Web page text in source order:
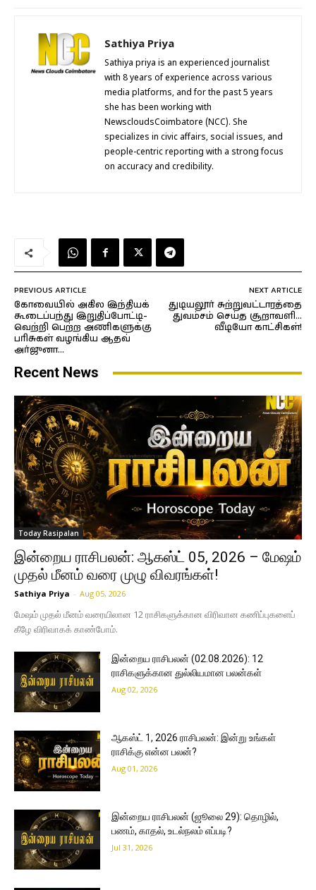
Sathiya Priya
Sathiya priya is an experienced journalist
with 8 years of experience across various
media platforms, and for the past 5 years
she has been working with
NewscloudsCoimbatore (NCC). She
specializes in civic affairs, social issues, and
people-centric reporting with a strong focus
on accuracy and credibility.
PREVIOUS ARTICLE
கோவையில் அகில இந்தியக்
கூடைப்பந்து இறுதிப்போட்டி-
வெற்றி பெற்ற அணிகளுக்கு
பரிசுகள் வழங்கிய ஆதவ்
அர்ஜுனா…
NEXT ARTICLE
துடியலூர் சுற்றுவட்டாரத்தை
துவம்சம் செய்த சூறாவளி…
வீடியோ காட்சிகள்!
Recent News
Today Rasipalan
இன்றைய ராசிபலன்: ஆகஸ்ட் 05, 2026 – மேஷம்
முதல் மீனம் வரை முழு விவரங்கள்!
Sathiya Priya - Aug 05, 2026
மேஷம் முதல் மீனம் வரையிலான 12 ராசிகளுக்கான விரிவான கணிப்புகளைப்
கீழே விரிவாகக் காண்போம்.
இன்றைய ராசிபலன் (02.08.2026): 12
ராசிகளுக்கான துல்லியமான பலன்கள்
Aug 02, 2026
ஆகஸ்ட் 1, 2026 ராசிபலன்: இன்று உங்கள்
ராசிக்கு என்ன பலன்?
Aug 01, 2026
இன்றைய ராசிபலன் (ஜூலை 29): தொழில்,
பணம், காதல், உடல்நலம் எப்படி?
Jul 31, 2026